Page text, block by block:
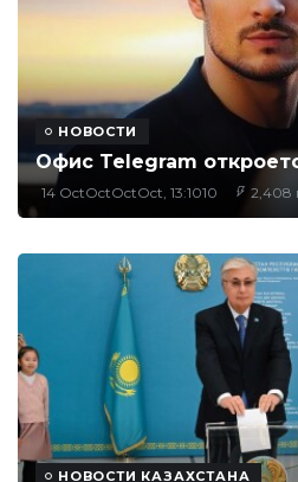
НОВОСТИ
Офис Telegram
14 OctOctOctOct, 13:1010 2,408
НОВОСТИ КАЗАХСТАНА